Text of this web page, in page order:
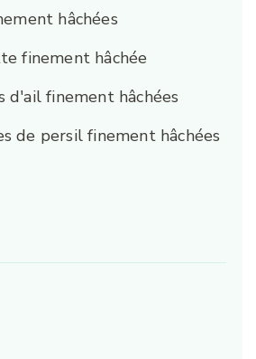
hâchées
finement hâchée
d'ail finement hâchées
de persil finement hâchées